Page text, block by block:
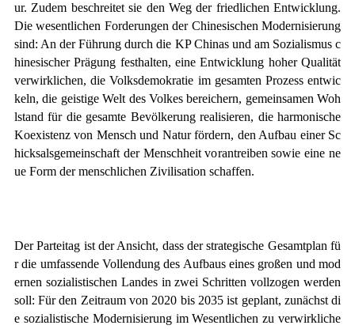
ur. Zudem beschreitet sie den Weg der friedlichen Entwicklung.
Die wesentlichen Forderungen der Chinesischen Modernisierung
sind: An der Führung durch die KP Chinas und am Sozialismus c
hinesischer Prägung festhalten, eine Entwicklung hoher Qualität
verwirklichen, die Volksdemokratie im gesamten Prozess entwic
keln, die geistige Welt des Volkes bereichern, gemeinsamen Woh
lstand für die gesamte Bevölkerung realisieren, die harmonische
Koexistenz von Mensch und Natur fördern, den Aufbau einer Sc
hicksalsgemeinschaft der Menschheit vorantreiben sowie eine ne
ue Form der menschlichen Zivilisation schaffen.
Der Parteitag ist der Ansicht, dass der strategische Gesamtplan fü
r die umfassende Vollendung des Aufbaus eines großen und mod
ernen sozialistischen Landes in zwei Schritten vollzogen werden
soll: Für den Zeitraum von 2020 bis 2035 ist geplant, zunächst di
e sozialistische Modernisierung im Wesentlichen zu verwirkliche